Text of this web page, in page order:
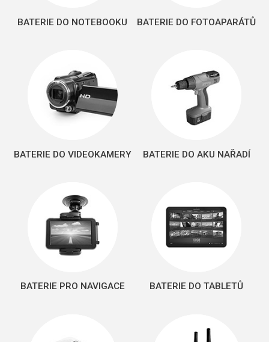
BATERIE DO NOTEBOOKU BATERIE DO FOTOAPARÁTŮ
BATERIE DO VIDEOKAMERY BATERIE DO AKU NAŘADÍ
BATERIE PRO NAVIGACE BATERIE DO TABLETŮ